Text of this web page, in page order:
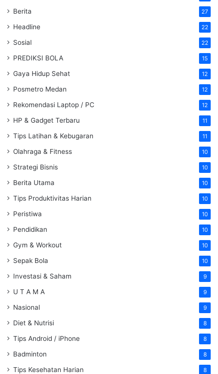
Berita 27
Headline 22
Sosial 22
PREDIKSI BOLA 15
Gaya Hidup Sehat 12
Posmetro Medan 12
Rekomendasi Laptop / PC 12
HP & Gadget Terbaru 11
Tips Latihan & Kebugaran 11
Olahraga & Fitness 10
Strategi Bisnis 10
Berita Utama 10
Tips Produktivitas Harian 10
Peristiwa 10
Pendidikan 10
Gym & Workout 10
Sepak Bola 10
Investasi & Saham 9
U T A M A 9
Nasional 9
Diet & Nutrisi 8
Tips Android / iPhone 8
Badminton 8
Tips Kesehatan Harian 8